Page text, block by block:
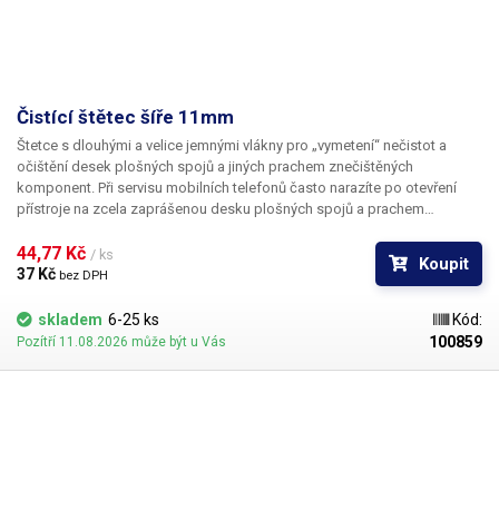
Čistící štětec šíře 11mm
Štetce s dlouhými a velice jemnými vlákny pro „vymetení“ nečistot a
očištění desek plošných spojů a jiných prachem znečištěných
komponent. Při servisu mobilních telefonů často narazíte po otevření
přístroje na zcela zaprášenou desku plošných spojů a prachem
reproduktoru… Popisovaný čistící nástroj vám pomůže zbavit díly
nečistot. K dispozici jsou štetce v několika šířkách a to 28, 21, 12, 11 a
44,77 Kč / ks
37 Kč bez DPH
Koupit
skladem 6-25 ks
Pozítří 11.08.2026 může být u Vás
Kód:
100859